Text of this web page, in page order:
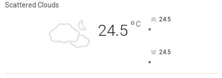
Scattered Clouds
24.5 °C 24.5
°
24.5
°